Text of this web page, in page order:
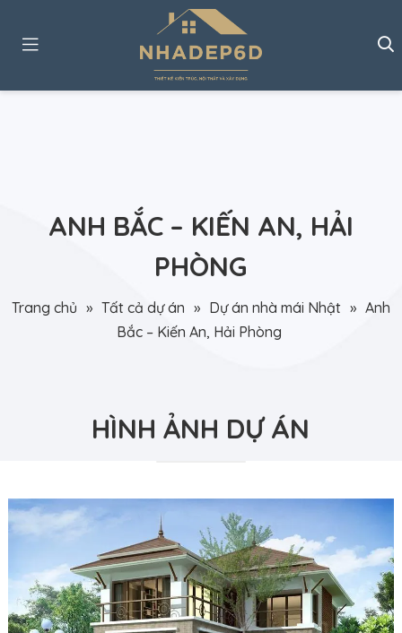
ANH BẮC – KIẾN AN, HẢI
PHÒNG
Trang chủ » Tất cả dự án » Dự án nhà mái Nhật » Anh
Bắc – Kiến An, Hải Phòng
HÌNH ẢNH DỰ ÁN